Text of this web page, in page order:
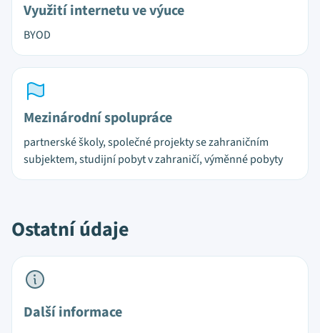
Využití internetu ve výuce
BYOD
Mezinárodní spolupráce
partnerské školy, společné projekty se zahraničním
subjektem, studijní pobyt v zahraničí, výměnné pobyty
Ostatní údaje
Další informace